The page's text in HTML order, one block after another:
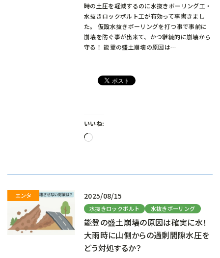
時の土圧を軽減するのに水抜きボーリング工・
水抜きロックボルト工が有効って事書きまし
た。 仮設水抜きボーリングを打つ事で事前に
崩壊を防ぐ事が出来て、かつ継続的に崩壊から
守る！ 能登の盛土崩壊の原因は…
いいね:
読
2025/08/15
水抜きロックボルト 水抜きボーリング
能登の盛土崩壊の原因は確実に水！
大雨時に山側からの過剰間隙水圧を
どう対処するか？